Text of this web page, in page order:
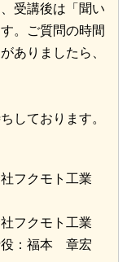
受講後は「聞い
。ご質問の時間
ありましたら、
しております。
フクモト工業
フクモト工業
役：福本 章宏